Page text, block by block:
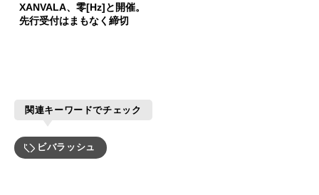
XANVALA、零[Hz]と開催。
先行受付はまもなく締切
関連キーワードでチェック
ビバラッシュ